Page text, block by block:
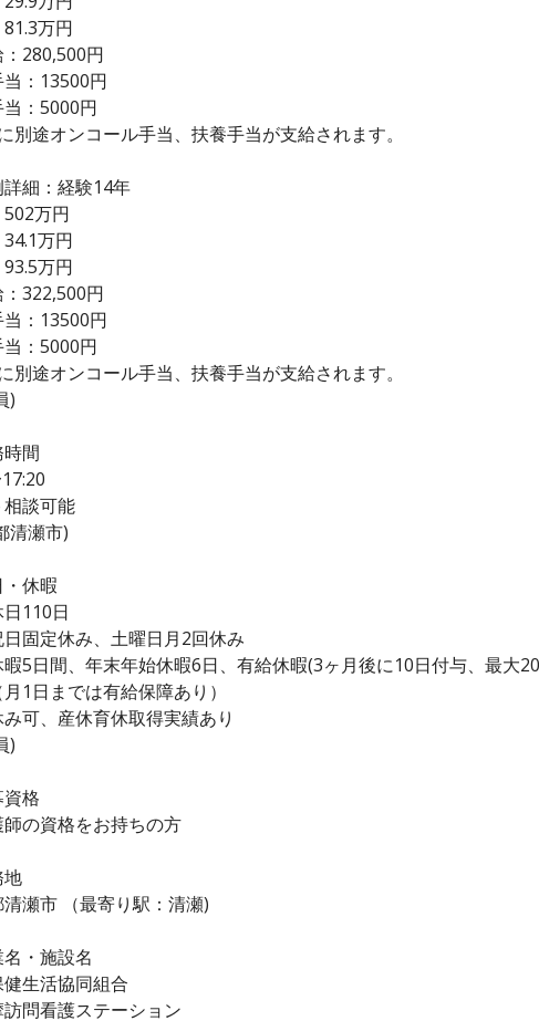
万円
280,500円
：13500円
：5000円
別途オンコール手当、扶養手当が支給されます。
細：経験14年
万円
万円
万円
322,500円
：13500円
：5000円
別途オンコール手当、扶養手当が支給されます。
)
間
談可能
清瀬市)
休暇
110日
日固定休み、土曜日月2回休み
暇5日間、年末年始休暇6日、有給休暇(3ヶ月後に10日付与、最大
1日までは有給保障あり）
み可、産休育休取得実績あり
)
格
師の資格をお持ちの方
瀬市 （最寄り駅：清瀬)
・施設名
生活協同組合
問看護ステーション